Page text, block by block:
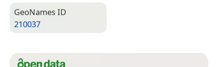
Geo­Names ID
210037